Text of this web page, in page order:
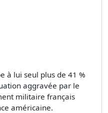
à lui seul plus de 41 %
aggravée par le
militaire français
américaine.